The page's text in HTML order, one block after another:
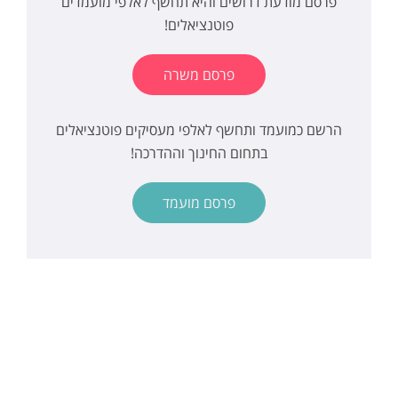
פוטנציאלים!
פרסם משרה
הרשם כמועמד ותחשף לאלפי מעסיקים פוטנציאלים
בתחום החינוך וההדרכה!
פרסם מועמד